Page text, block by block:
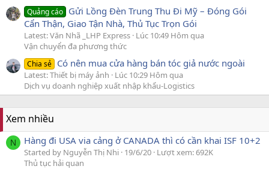
Quảng cáo Gửi Lồng Đèn Trung Thu Đi Mỹ – Đóng Gói
Cẩn Thận, Giao Tận Nhà, Thủ Tục Trọn Gói
Latest: Văn Nhã _LHP Express Lúc 10:49 Hôm qua
Vận chuyển đa phương thức
Chia sẻ Có nên mua cửa hàng bán tóc giả nước ngoài
Latest: Thiết bị máy ảnh
Lúc 10:29 Hôm qua
Dịch vụ doanh nghiệp xuất nhập khẩu-Logistics
Xem nhiều
N Hàng đi USA via cảng ở CANADA thì có cần khai ISF 10+2
Started by Nguyễn Thị Nhi 19/6/20 Lượt xem: 692K
Thủ tục hải quan